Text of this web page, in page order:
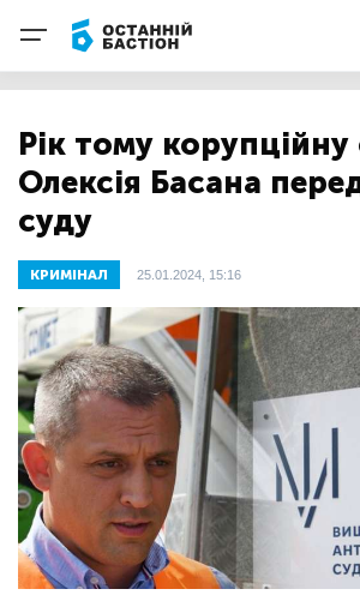
Рік тому
Олексія Басана
суду
КРИМІНАЛ 25.01.2024, 15:16